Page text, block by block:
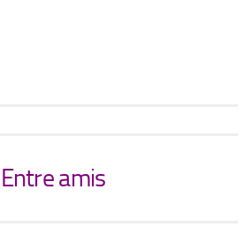
Entre amis